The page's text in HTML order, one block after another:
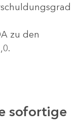
zu den
sofortige